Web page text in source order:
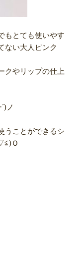
もとても使いやす
ない大人ピンク
クやリップの仕上
ノ
うことができるシ
Ｏ